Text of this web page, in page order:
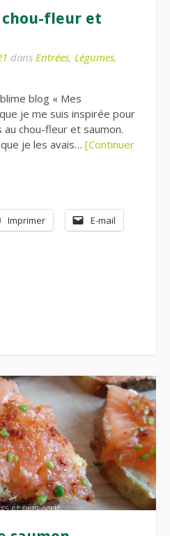
fleur et
dans Entrées, Légumes,
blog « Mes
je me suis inspirée pour
chou-fleur et saumon.
je les avais… [Continuer
Imprimer E-mail